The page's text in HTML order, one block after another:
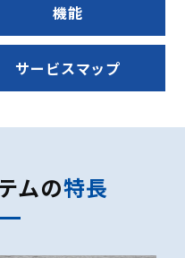
機能
サービスマップ
ムの特長